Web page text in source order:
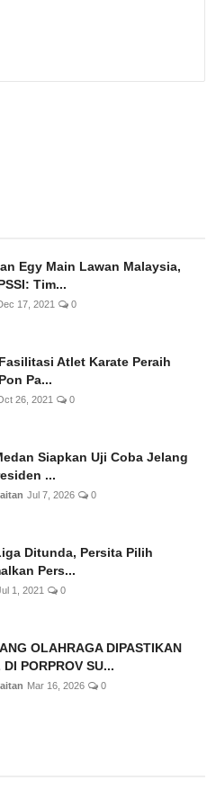
Egy Main Lawan Malaysia,
Tim...
17, 2021 0
Atlet Karate Peraih
Pa...
26, 2021 0
Siapkan Uji Coba Jelang
...
Jul 7, 2026 0
Ditunda, Persita Pilih
Pers...
1, 2021 0
OLAHRAGA DIPASTIKAN
PORPROV SU...
Mar 16, 2026 0